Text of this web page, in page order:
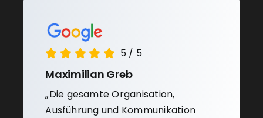
5 / 5
Maximilian Greb
„Die gesamte Organisation,
Ausführung und Kommunikation